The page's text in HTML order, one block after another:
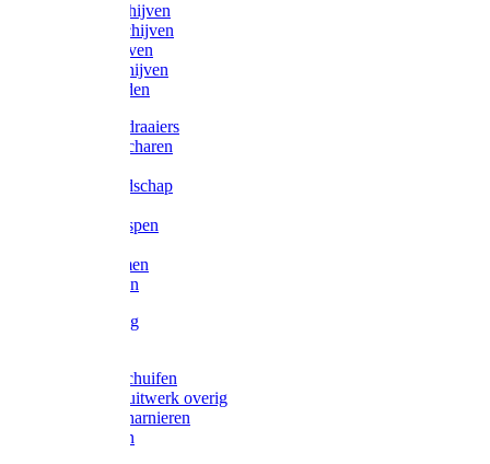
Afbraamschijven
Doorslijpschijven
Lamelschijven
Diamantschijven
Laselektroden
Schroevendraaiers
Tangen / Scharen
Meetgereedschap
Vijlen / Raspen
Lijmklemmen
Waterpassen
Bouwbeslag
Grendels/schuifen
Hang en sluitwerk overig
Hengen/scharnieren
Scharnieren